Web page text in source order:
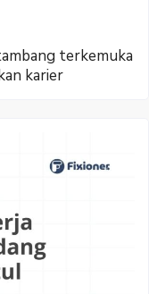
terkemuka
karier